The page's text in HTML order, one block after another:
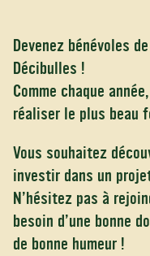
Devenez bénévoles
Décibulles !
Comme chaque
réaliser le plus beau
Vous souhaitez
investir dans un
N’hésitez pas à
besoin d’une bonne
de bonne humeur !